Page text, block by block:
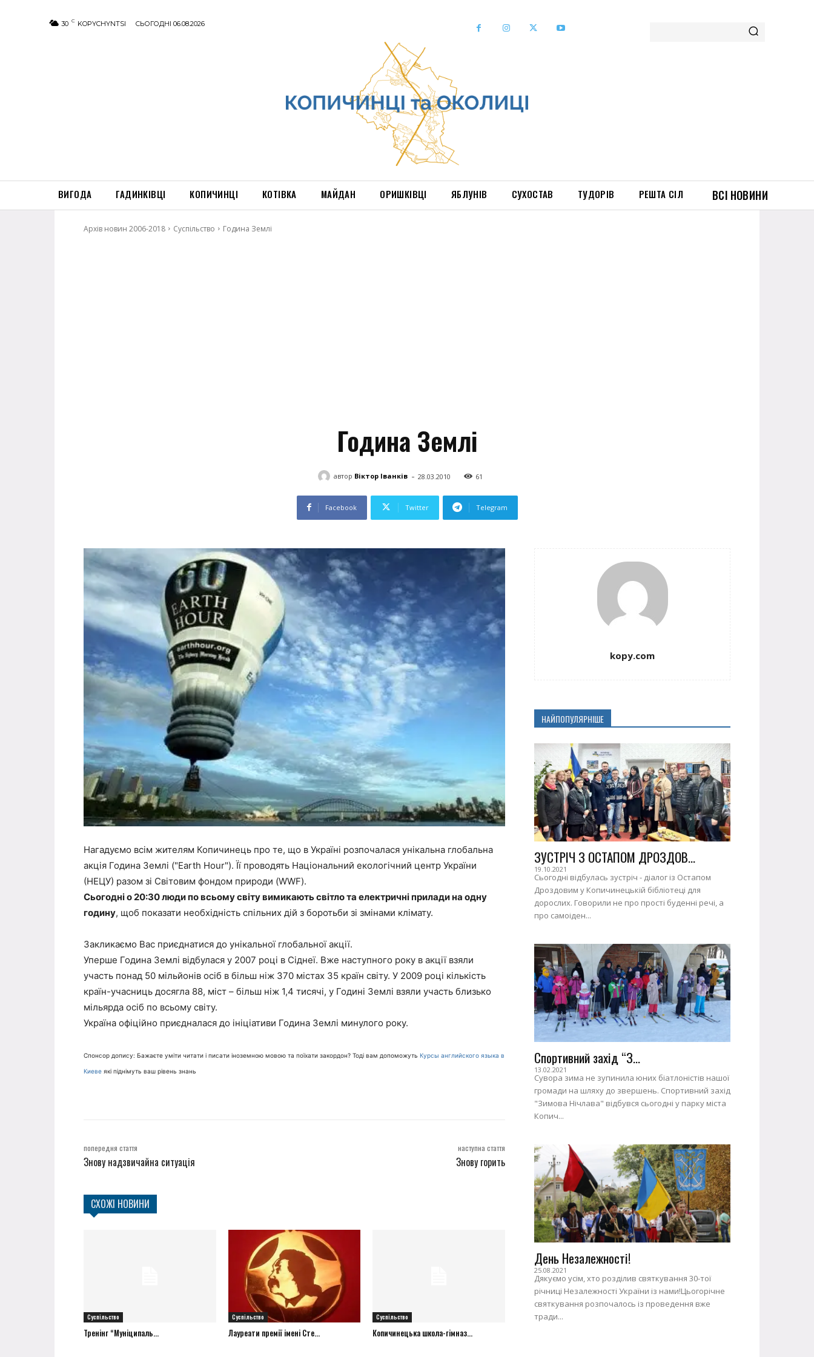
30 C KOPYCHYNTSI СЬОГОДНІ 06.08.2026
ВИГОДА ГАДИНКІВЦІ КОПИЧИНЦІ КОТІВКА МАЙДАН ОРИШКІВЦІ ЯБЛУНІВ СУХОСТАВ ТУДОРІВ РЕШТА СІЛ ВСІ НОВИНИ
Архів новин 2006-2018 Суспільство Година Землі
Година Землі
автор Віктор Іванків - 28.03.2010 61
Facebook Twitter Telegram
Нагадуємо всім жителям Копичинець про те, що в Україні розпочалася унікальна глобальна
акція Година Землі ("Earth Hour"). Її проводять Національний екологічний центр України
(НЕЦУ) разом зі Світовим фондом природи (WWF).
Сьогодні о 20:30 люди по всьому світу вимикають світло та електричні прилади на одну
годину, щоб показати необхідність спільних дій з боротьби зі змінами клімату.
Закликаємо Вас приєднатися до унікальної глобальної акції.
Уперше Година Землі відбулася у 2007 році в Сіднеї. Вже наступного року в акції взяли
участь понад 50 мільйонів осіб в більш ніж 370 містах 35 країн світу. У 2009 році кількість
країн-учасниць досягла 88, міст – більш ніж 1,4 тисячі, у Годині Землі взяли участь близько
мільярда осіб по всьому світу.
Україна офіційно приєдналася до ініціативи Година Землі минулого року.
Спонсор допису: Бажаєте уміти читати і писати іноземною мовою та поїхати закордон? Тоді вам допоможуть Курсы английского языка в
Киеве які піднімуть ваш рівень знань
попередня стаття
Знову надзвичайна ситуація
наступна стаття
Знову горить
СХОЖІ НОВИНИ
Суспільство
Тренінг “Муніципаль...
Суспільство
Лауреати премії імені Сте...
Суспільство
Копичинецька школа-гімназ...
kopy.com
НАЙПОПУЛЯРНІШЕ
ЗУСТРІЧ З ОСТАПОМ ДРОЗДОВ...
19.10.2021
Сьогодні відбулась зустріч - діалог із Остапом
Дроздовим у Копичинецькій бібліотеці для
дорослих. Говорили не про прості буденні речі, а
про самоіден...
Спортивний захід “З...
13.02.2021
Сувора зима не зупинила юних біатлоністів нашої
громади на шляху до звершень. Спортивний захід
"Зимова Нічлава" відбувся сьогодні у парку міста
Копич...
День Незалежності!
25.08.2021
Дякуємо усім, хто розділив святкування 30-тої
річниці Незалежності України із нами!Цьогорічне
святкування розпочалось із проведення вже
тради...